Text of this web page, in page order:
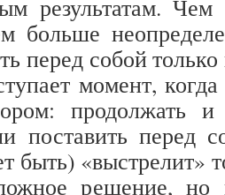
результатам.
больше
перед собой
момент,
продолжать
поставить перед
быть) «выстрелит»
решение, но